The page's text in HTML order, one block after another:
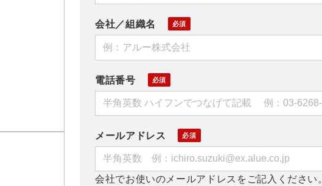
会社／組織名
電話番号
メールアドレス
会社でお使いのメールアドレスをご記入ください。